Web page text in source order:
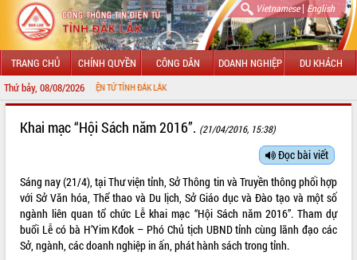
Vietnamese| English
TRANG CHỦ CHÍNH QUYỀN CÔNG DÂN DOANH NGHIỆP DU KHÁCH
Thứ bảy, 08/08/2026
TIN ĐIỆN TỬ TỈNH ĐẮK LẮK
TIN TỨC SỰ KIỆN
SỞ, BAN, NGÀNH
UBND CÁC XÃ, PHƯỜNG
Khai mạc “Hội Sách năm 2016”. (21/04/2016, 15:38)
Đọc bài viết
Sáng nay (21/4), tại Thư viện tỉnh, Sở Thông tin và Truyền thông phối hợp
với Sở Văn hóa, Thể thao và Du lịch, Sở Giáo dục và Đào tạo và một số
ngành liên quan tổ chức Lễ khai mạc “Hội Sách năm 2016”. Tham dự
buổi Lễ có bà H’Yim Kđok – Phó Chủ tịch UBND tỉnh cùng lãnh đạo các
Sở, ngành, các doanh nghiệp in ấn, phát hành sách trong tỉnh.